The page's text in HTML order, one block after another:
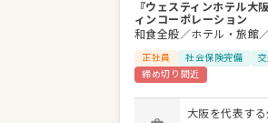
『ウェスティンホテル大
ィンコーポレーション
和食全般／ホテル・旅館
正社員 社会保険完備
締め切り間近
大阪を代表す